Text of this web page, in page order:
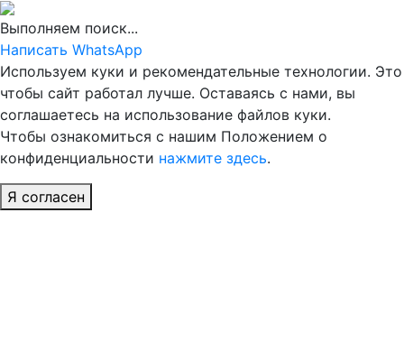
Выполняем поиск...
Написать WhatsApp
Используем куки и рекомендательные технологии. Это
чтобы сайт работал лучше. Оставаясь с нами, вы
соглашаетесь на использование файлов куки.
Чтобы ознакомиться с нашим Положением о
конфиденциальности нажмите здесь.
Я согласен